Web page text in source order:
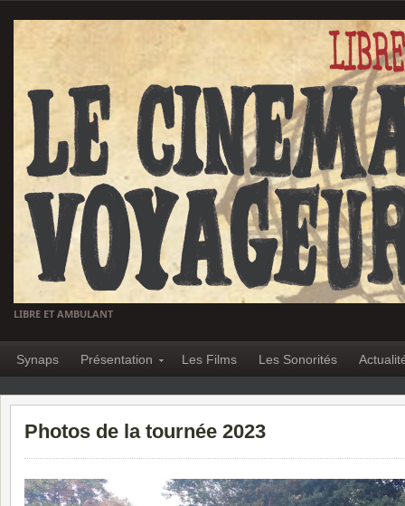
LIBRE ET AMBULANT
Synaps Présentation Les Films Les Sonorités
Photos de la tournée 2023